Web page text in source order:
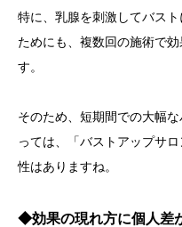
特に、乳腺を刺激してバス
ためにも、複数回の施術で
す。
そのため、短期間での大幅
っては、「バストアップサ
性はありますね。
◆効果の現れ方に個人差